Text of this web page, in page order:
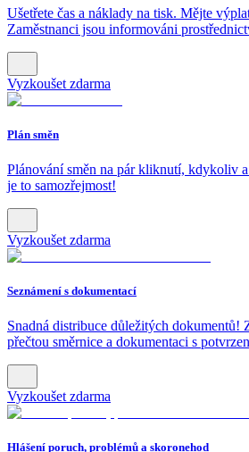
Ušetřete čas a náklady na tisk. Mějte
Zaměstnanci jsou informováni
Vyzkoušet zdarma
Plán směn
Plánování směn na pár kliknutí, kdykoliv
je to samozřejmost!
Vyzkoušet zdarma
Seznámení s dokumentací
Snadná distribuce důležitých dokumentů!
přečtou směrnice a dokumentaci s
Vyzkoušet zdarma
Hlášení poruch, problémů a skoronehod